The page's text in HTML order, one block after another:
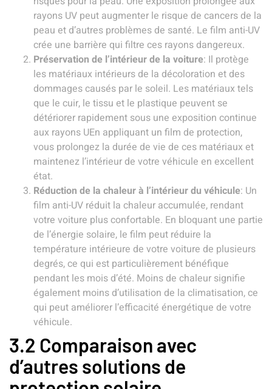
rayons UV peut augmenter le risque de cancers de la
peau et d’autres problèmes de santé. Le film anti-UV
crée une barrière qui filtre ces rayons dangereux.
Préservation de l’intérieur de la voiture: Il protège
les matériaux intérieurs de la décoloration et des
dommages causés par le soleil. Les matériaux tels
que le cuir, le tissu et le plastique peuvent se
détériorer rapidement sous une exposition continue
aux rayons UEn appliquant un film de protection,
vous prolongez la durée de vie de ces matériaux et
maintenez l’intérieur de votre véhicule en excellent
état.
Réduction de la chaleur à l’intérieur du véhicule: Un
film anti-UV réduit la chaleur accumulée, rendant
votre voiture plus confortable. En bloquant une partie
de l’énergie solaire, le film peut réduire la
température intérieure de votre voiture de plusieurs
degrés, ce qui est particulièrement bénéfique
pendant les mois d’été. Moins de chaleur signifie
également moins d’utilisation de la climatisation, ce
qui peut améliorer l’efficacité énergétique de votre
véhicule.
3.2 Comparaison avec
d’autres solutions de